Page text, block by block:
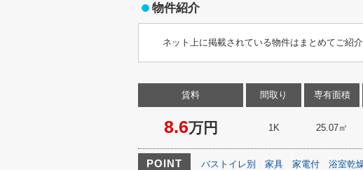
物件紹介
ネット上に掲載されている物件はまとめてご紹介
賃料
8.6万円
間取り
1K
専有面積
25.07㎡
POINT バストイレ別 家具 家電付 浴室乾